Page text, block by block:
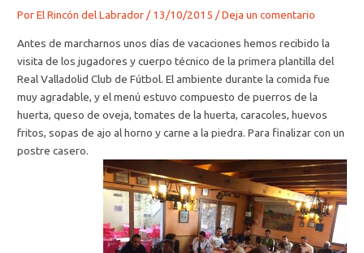
PorEl Rincón del Labrador /13/10/2015 /Deja un comentario
Antes de marcharnos unos días de vacaciones hemos recibido la
visita de los jugadores y cuerpo técnico de la primera plantilla del
Real Valladolid Club de Fútbol. El ambiente durante la comida fue
muy agradable, y el menú estuvo compuesto de puerros de la
huerta, queso de oveja, tomates de la huerta, caracoles, huevos
fritos, sopas de ajo al horno y carne a la piedra. Para finalizar con un
postre casero.